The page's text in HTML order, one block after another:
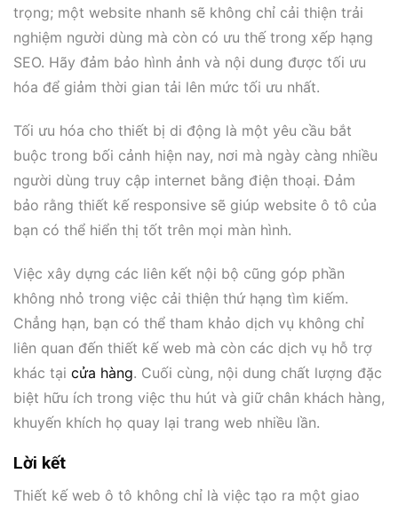
trọng; một website nhanh sẽ không chỉ cải thiện trải
nghiệm người dùng mà còn có ưu thế trong xếp hạng
SEO. Hãy đảm bảo hình ảnh và nội dung được tối ưu
hóa để giảm thời gian tải lên mức tối ưu nhất.
Tối ưu hóa cho thiết bị di động là một yêu cầu bắt
buộc trong bối cảnh hiện nay, nơi mà ngày càng nhiều
người dùng truy cập internet bằng điện thoại. Đảm
bảo rằng thiết kế responsive sẽ giúp website ô tô của
bạn có thể hiển thị tốt trên mọi màn hình.
Việc xây dựng các liên kết nội bộ cũng góp phần
không nhỏ trong việc cải thiện thứ hạng tìm kiếm.
Chẳng hạn, bạn có thể tham khảo dịch vụ không chỉ
liên quan đến thiết kế web mà còn các dịch vụ hỗ trợ
khác tại cửa hàng. Cuối cùng, nội dung chất lượng đặc
biệt hữu ích trong việc thu hút và giữ chân khách hàng,
khuyến khích họ quay lại trang web nhiều lần.
Lời kết
Thiết kế web ô tô không chỉ là việc tạo ra một giao